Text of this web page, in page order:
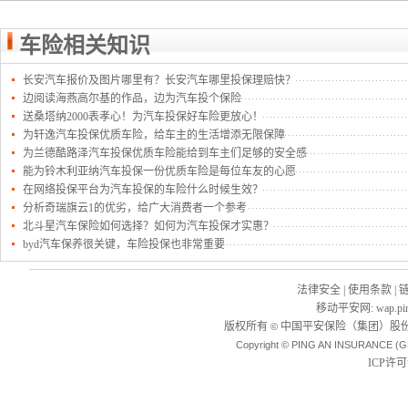
车险相关知识
长安汽车报价及图片哪里有？长安汽车哪里投保理赔快？
边阅读海燕高尔基的作品，边为汽车投个保险
送桑塔纳2000表孝心！为汽车投保好车险更放心！
为轩逸汽车投保优质车险，给车主的生活增添无限保障
为兰德酷路泽汽车投保优质车险能给到车主们足够的安全感
能为铃木利亚纳汽车投保一份优质车险是每位车友的心愿
在网络投保平台为汽车投保的车险什么时候生效？
分析奇瑞旗云1的优劣，给广大消费者一个参考
北斗星汽车保险如何选择？如何为汽车投保才实惠？
byd汽车保养很关键，车险投保也非常重要
法律安全 使用条款
移动平安网 :
版权所有 ©中国平安保险（集团）股
Copyright © PING AN INSURANCE
ICP许